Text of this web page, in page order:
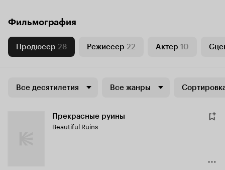
Фильмография
Продюсер 28 Режиссер 22 Актер 10
Все десятилетия Все жанры
Прекрасные руины
Beautiful Ruins